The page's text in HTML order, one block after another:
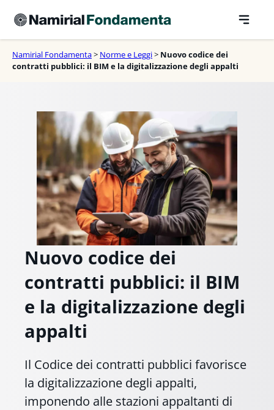
contenuto
Namirial Fondamenta> Norme e Leggi> Nuovo codice dei
contratti pubblici: il BIM e la digitalizzazione degli appalti
Nuovo codice dei
contratti pubblici: il BIM
e la digitalizzazione degli
appalti
Il Codice dei contratti pubblici favorisce
la digitalizzazione degli appalti,
imponendo alle stazioni appaltanti di